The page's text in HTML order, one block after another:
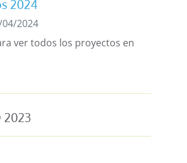
2024
04/2024
ver todos los proyectos en
2023